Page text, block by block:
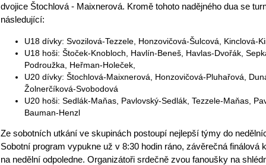
dvojice Štochlová - Maixnerová. Kromě tohoto nadějného dua se
následující:
U18 dívky: Svozilová-Tezzele, Honzovičová-Šulcová, Kinclová-
U18 hoši: Štoček-Knobloch, Havlín-Beneš, Havlas-Dvořák,
Podroužka, Heřman-Holeček,
U20 dívky: Štochlová-Maixnerová, Honzovičová-Pluhařová,
Žolnerčíková-Svobodová
U20 hoši: Sedlák-Maňas, Pavlovský-Sedlák, Tezzele-Maňas,
Bauman-Henzl
Ze sobotních utkání ve skupinách postoupí nejlepší týmy do
Sobotní program vypukne už v 8:30 hodin ráno, závěrečná finálová
na nedělní odpoledne. Organizátoři srdečně zvou fanoušky na